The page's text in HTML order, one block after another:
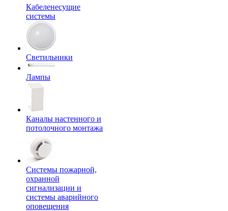
Кабеленесущие
системы
Светильники
Лампы
Каналы настенного и
потолочного монтажа
Системы пожарной,
охранной
сигнализации и
системы аварийного
оповещения